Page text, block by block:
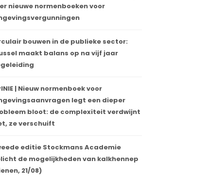
nieuwe normenboeken voor
bouwen in de publieke sector:
maakt balans op na vijf jaar
| Nieuw normenboek voor
legt een dieper
bloot: de complexiteit verdwijnt
ze verschuift
editie Stockmans Academie
de mogelijkheden van kalkhennep
21/08)